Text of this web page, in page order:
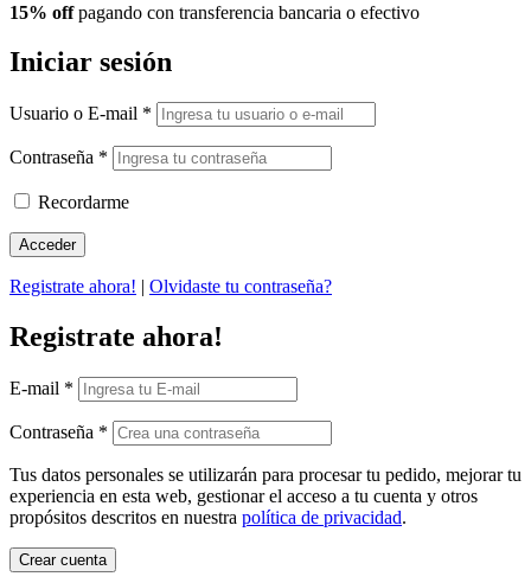
15% offpagando con transferencia bancaria o efectivo
Iniciar sesión
Usuario o E-mail *
Contraseña *
Recordarme
Registrate ahora! | Olvidaste tu contraseña?
Registrate ahora!
E-mail *
Contraseña *
Tus datos personales se utilizarán para procesar tu pedido, mejorar tu
experiencia en esta web, gestionar el acceso a tu cuenta y otros
propósitos descritos en nuestra política de privacidad.